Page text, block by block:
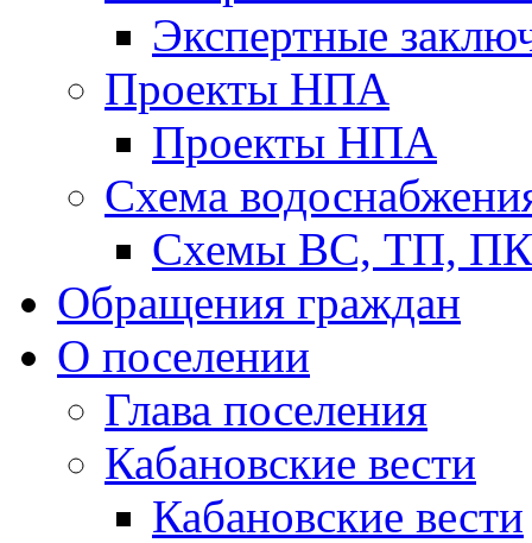
Экспертные
Проекты НПА
Проекты НПА
Схема
Схемы ВС, ТП,
Обращения граждан
О поселении
Глава поселения
Кабановские вести
Кабановские вести